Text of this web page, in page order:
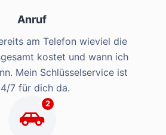
Anruf
am Telefon wieviel die
kostet und wann ich
Mein Schlüsselservice ist
7 für dich da.
2